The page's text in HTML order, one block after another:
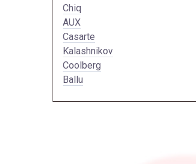
Chiq
AUX
Casarte
Kalashnikov
Coolberg
Ballu